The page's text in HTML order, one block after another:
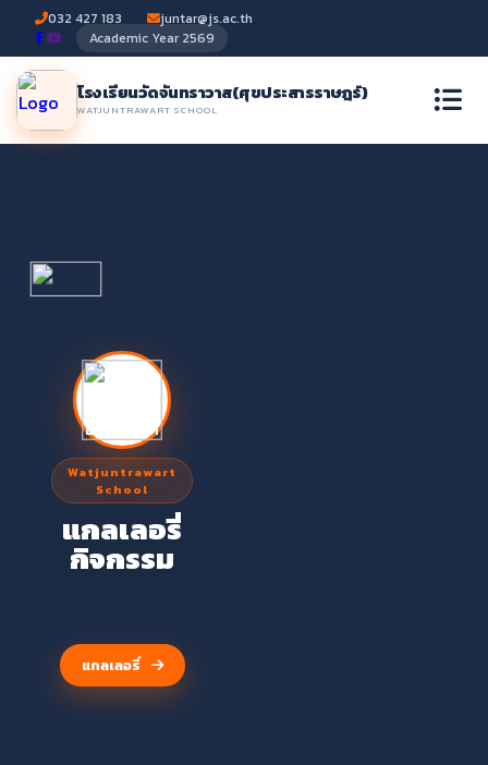
032 427 183
juntar@js.ac.th
Academic Year 2569
โรงเรียนวัดจันทราวาส(ศุขประสารราษฎร์)
WATJUNTRAWART SCHOOL
Watjuntrawart
School
แกลเลอรี่
กิจกรรม
แกลเลอรี่
Watjuntrawart School
โรงเรียนวัดจันทรา
วาส
(ศุขประสารราษฎร์)